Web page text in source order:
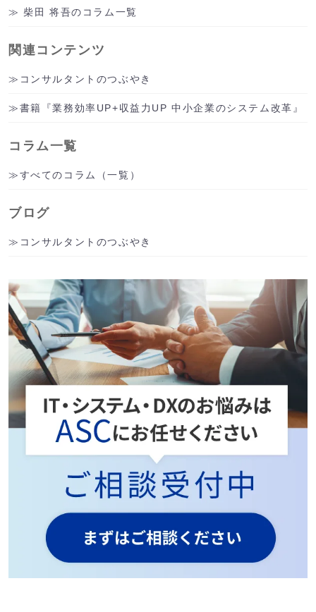
柴田 将吾のコラム一覧
関連コンテンツ
コンサルタントのつぶやき
書籍『業務効率UP+収益力UP 中小企業のシステム改革』
コラム一覧
すべてのコラム（一覧）
ブログ
コンサルタントのつぶやき